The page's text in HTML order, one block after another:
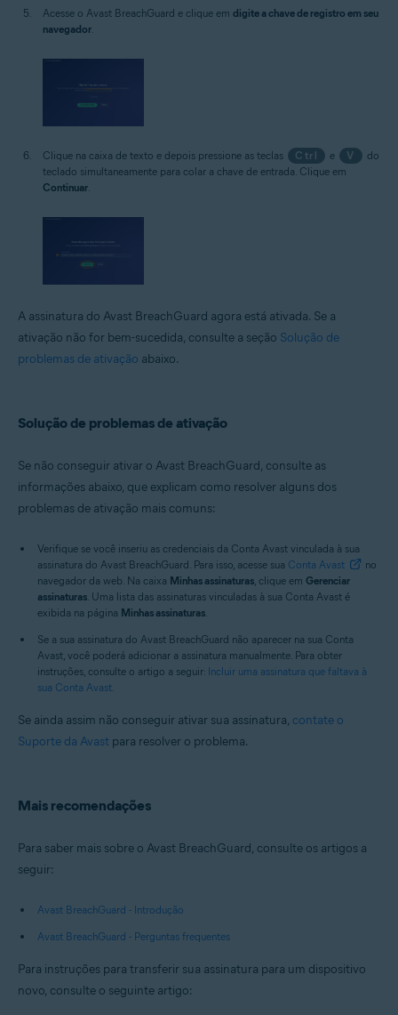
Acesse o Avast BreachGuard e clique em digite a chave de registro em seu
navegador
Clique na caixa de texto e depois pressione as teclas Ctrl e V
do
teclado simultaneamente para colar a chave de entrada. Clique em
Continuar.
A assinatura do Avast BreachGuard agora está ativada. Se a
ativação não for bem-sucedida, consulte a seção Solução de
problemas de ativação abaixo.
Solução de problemas de ativação
Se não conseguir ativar o Avast BreachGuard, consulte as
informações abaixo, que explicam como resolver alguns dos
problemas de ativação mais comuns:
Verifique se você inseriu as credenciais da Conta Avast vinculada à sua
assinatura do Avast BreachGuard. Para isso, acesse sua Conta Avast
no
navegador da web. Na caixa Minhas assinaturas , clique em Gerenciar
assinaturas . Uma lista das assinaturas vinculadas à sua Conta Avast é
exibida na página Minhas assinaturas
Se a sua assinatura do Avast BreachGuard não aparecer na sua Conta
Avast, você poderá adicionar a assinatura manualmente. Para obter
instruções, consulte o artigo a seguir: Incluir uma assinatura que faltava à
sua Conta Avast
Se ainda assim não conseguir ativar sua assinatura, contate o
Suporte da Avast para resolver o problema.
Mais recomendações
Para saber mais sobre o Avast BreachGuard, consulte os artigos a
seguir:
Avast BreachGuard - Introdução
Avast BreachGuard - Perguntas frequentes
Para instruções para transferir sua assinatura para um dispositivo
novo, consulte o seguinte artigo: